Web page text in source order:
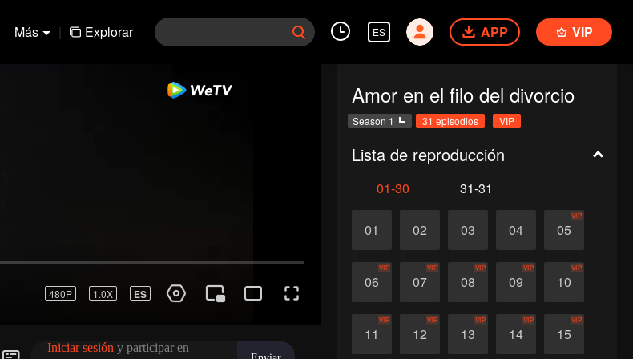
Más | Explorar ES APP VIP
Amor en el filo del divorcio
Season 1 31 episodios VIP
Lista de reproducción
01-30 31-31
01 02 03 04 05
VIP
06
VIP
07
VIP
08
VIP
09
VIP
10
VIP
11
VIP
12
VIP
13
VIP
14
VIP
15
VIP